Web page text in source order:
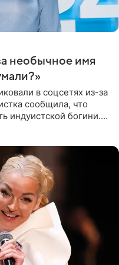
необычное имя
в соцсетях из-за
сообщила, что
индуистской богини.